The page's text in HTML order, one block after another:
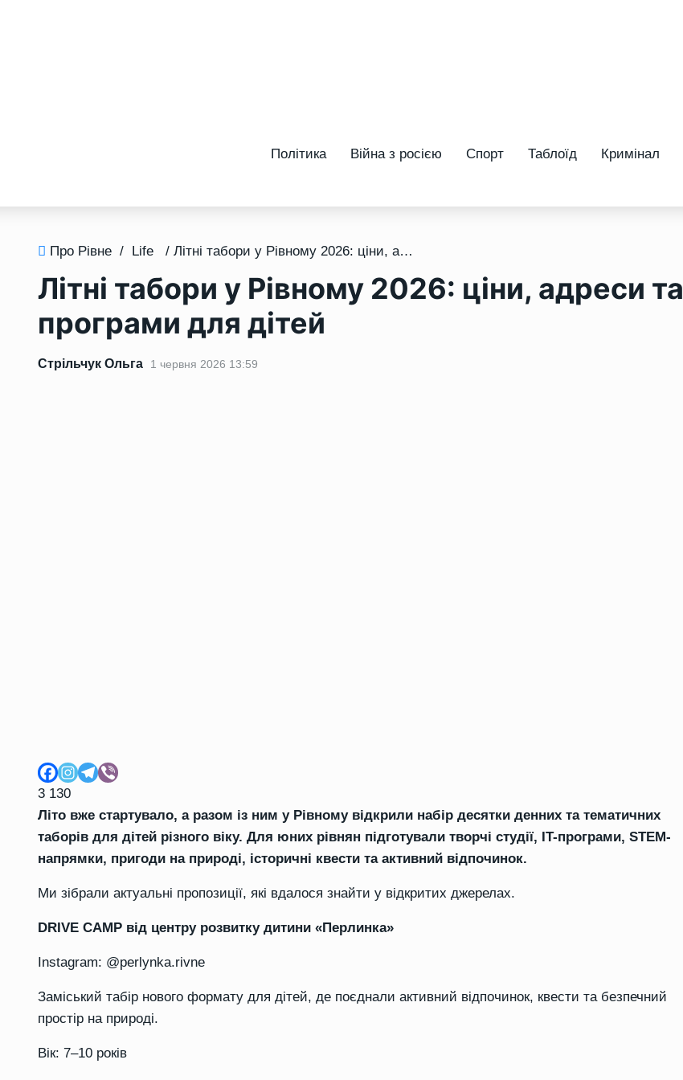
Політика Війна з росією Спорт Таблоїд Кримінал
Про Рівне / Life / Літні табори у Рівному 2026: ціни, адреси та програми для дітей
Літні табори у Рівному 2026: ціни, адреси та
програми для дітей
Стрільчук Ольга 1 червня 2026 13:59
3 130
Літо вже стартувало, а разом із ним у Рівному відкрили набір десятки денних та тематичних
таборів для дітей різного віку. Для юних рівнян підготували творчі студії, IT-програми, STEM-
напрямки, пригоди на природі, історичні квести та активний відпочинок.
Ми зібрали актуальні пропозиції, які вдалося знайти у відкритих джерелах.
DRIVE CAMP від центру розвитку дитини «Перлинка»
Instagram: @perlynka.rivne
Заміський табір нового формату для дітей, де поєднали активний відпочинок, квести та безпечний
простір на природі.
Вік: 7–10 років